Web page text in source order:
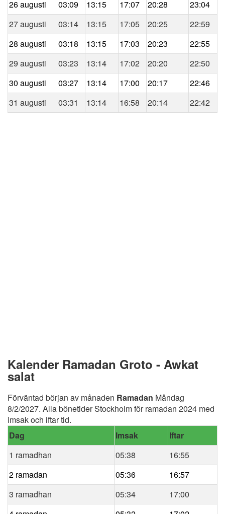
26 augusti 03:09 13:15 17:07 20:28
23:04
27 augusti
03:14 13:15 17:05 20:25
22:59
28 augusti
03:18 13:15 17:03 20:23
22:55
29 augusti
03:23 13:14 17:02 20:20
22:50
30 augusti
03:27 13:14 17:00 20:17
22:46
31 augusti
03:31 13:14 16:58 20:14 22:42
Kalender Ramadan Groto - Awkat
salat
Förväntad början av månaden Ramadan Måndag
8/2/2027. Alla bönetider Stockholm för ramadan 2024 med
imsak och iftar tid.
Dag
Imsak
Iftar
1 ramadhan
05:38
16:55
2 ramadan
05:36
16:57
3 ramadhan
05:34
17:00